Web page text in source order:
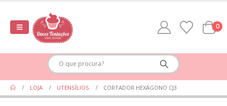
0
LOJA UTENSÍLIOS CORTADOR HEXÁGONO CJ3